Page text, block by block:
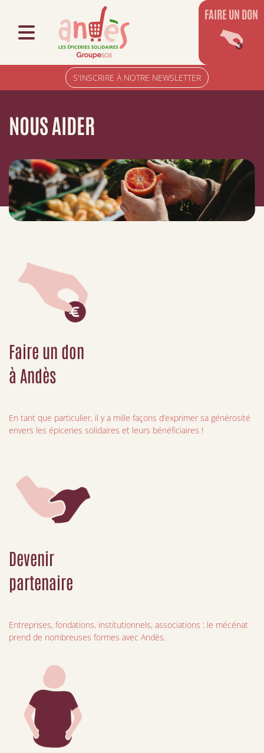
S'INSCRIRE À NOTRE NEWSLETTER
FAIRE UN DON
NOUS AIDER
Faire un don
à Andès
En tant que particulier, il y a mille façons d’exprimer sa générosité
envers les épiceries solidaires et leurs bénéficiaires !
Devenir
partenaire
Entreprises, fondations, institutionnels, associations : le mécénat
prend de nombreuses formes avec Andès.